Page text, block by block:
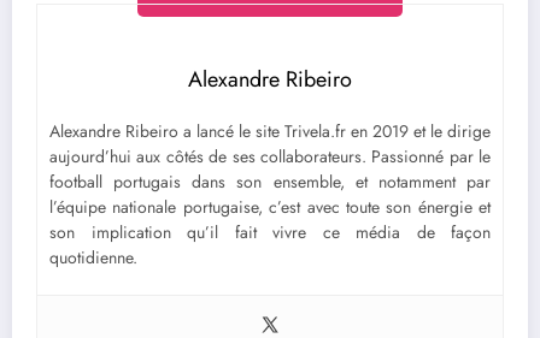
Alexandre Ribeiro
Alexandre Ribeiro a lancé le site Trivela.fr en 2019 et le dirige
aujourd’hui aux côtés de ses collaborateurs. Passionné par le
football portugais dans son ensemble, et notamment par
l’équipe nationale portugaise, c’est avec toute son énergie et
son implication qu’il fait vivre ce média de façon
quotidienne.